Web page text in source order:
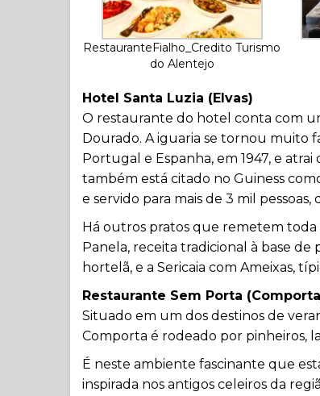
RestauranteFialho_Credito Turismo
do Alentejo
Hotel Santa Luzia (Elvas)
O restaurante do hotel conta com
Dourado. A iguaria se tornou muito
Portugal e Espanha, em 1947, e
também está citado no Guiness
e servido para mais de 3 mil
Há outros pratos que remetem toda
Panela, receita tradicional à base
hortelã, e a Sericaia com Ameixas,
Restaurante Sem Porta
Situado em um dos destinos de
Comporta é rodeado por pinheiros,
É neste ambiente fascinante que
inspirada nos antigos celeiros da